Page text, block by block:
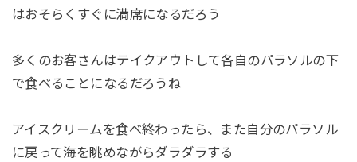
はおそらくすぐに満席になるだろう
多くのお客さんはテイクアウトして各自のパラソルの下
で食べることになるだろうね
アイスクリームを食べ終わったら、また自分のパラソル
に戻って海を眺めながらダラダラする